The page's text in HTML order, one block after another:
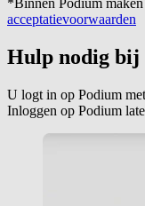
acceptatievoorwaarden
Hulp nodig bij
U logt in op Podium
Inloggen op Podium